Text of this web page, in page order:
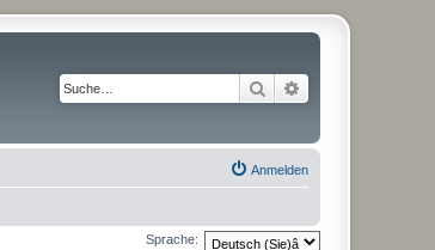
Suche
Anmelden
Sprache: